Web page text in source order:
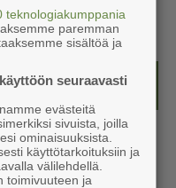
teknologiakumppania
paremman
sisältöä ja
seuraavasti
evästeitä
sivuista, joilla
ominaisuuksista.
käyttötarkoituksiin ja
välilehdellä.
toimivuuteen ja